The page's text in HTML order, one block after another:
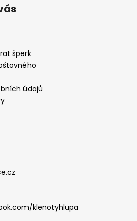
šperk
údajů
klenotyhlupa